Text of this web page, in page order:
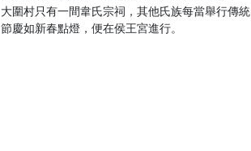
大圍村只有一間韋氏宗祠，其他氏族每當舉行傳統
節慶如新春點燈，便在侯王宮進行。